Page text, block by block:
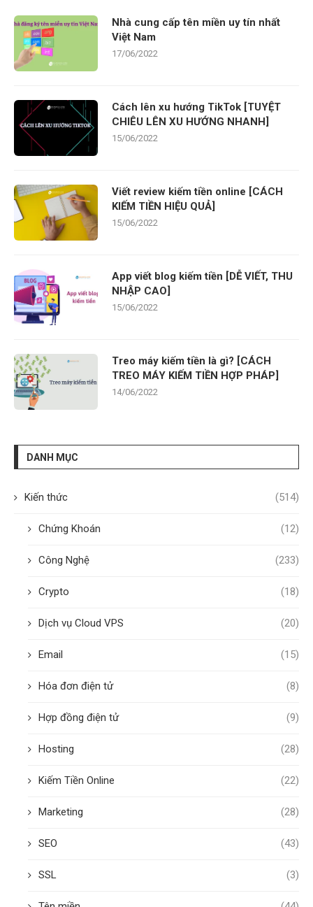
Nhà cung cấp tên miền uy tín nhất
Việt Nam
17/06/2022
Cách lên xu hướng TikTok [TUYỆT
CHIÊU LÊN XU HƯỚNG NHANH]
15/06/2022
Viết review kiếm tiền online [CÁCH
KIẾM TIỀN HIỆU QUẢ]
15/06/2022
App viết blog kiếm tiền [DỄ VIẾT, THU
NHẬP CAO]
15/06/2022
Treo máy kiếm tiền là gì? [CÁCH
TREO MÁY KIẾM TIỀN HỢP PHÁP]
14/06/2022
DANH MỤC
Kiến thức (514)
Chứng Khoán (12)
Công Nghệ (233)
Crypto (18)
Dịch vụ Cloud VPS (20)
Email (15)
Hóa đơn điện tử (8)
Hợp đồng điện tử (9)
Hosting (28)
Kiếm Tiền Online (22)
Marketing (28)
SEO (43)
SSL (3)